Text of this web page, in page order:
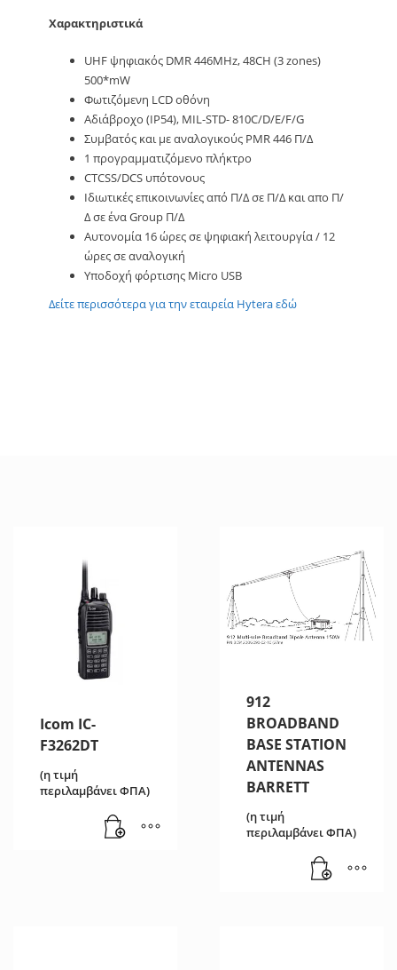
Χαρακτηριστικά
UHF ψηφιακός DMR 446MHz, 48CH (3 zones)
500*mW
Φωτιζόμενη LCD οθόνη
Αδιάβροχο (IP54), MIL-STD- 810C/D/E/F/G
Συμβατός και με αναλογικούς PMR 446 Π/Δ
1 προγραμματιζόμενο πλήκτρο
CTCSS/DCS υπότονους
Ιδιωτικές επικοινωνίες από Π/Δ σε Π/Δ και απο Π/
Δ σε ένα Group Π/Δ
Αυτονομία 16 ώρες σε ψηφιακή λειτουργία / 12
ώρες σε αναλογική
Υποδοχή φόρτισης Micro USB
Δείτε περισσότερα για την εταιρεία Hytera εδώ
Icom IC-
F3262DT
(η τιμή
περιλαμβάνει ΦΠΑ)
912
BROADBAND
BASE STATION
ANTENNAS
BARRETT
(η τιμή
περιλαμβάνει ΦΠΑ)